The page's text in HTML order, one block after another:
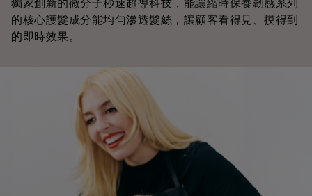
的核心護髮成分能均勻滲透髮絲，讓顧客看得見、摸得到
的即時效果。